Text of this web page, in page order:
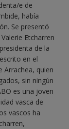
e de
había
Se presentó
Etcharren
de la
en el
Arrachea, quien
sin ningún
es una joven
vasca de
vascos ha